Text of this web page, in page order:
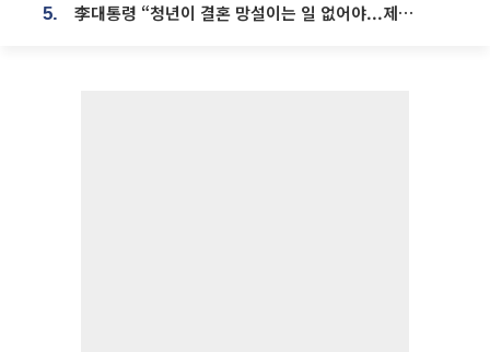
5. 李대통령 “청년이 결혼 망설이는 일 없어야...제도상 불이익 조사”